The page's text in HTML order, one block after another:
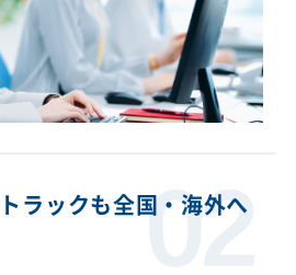
ラックも全国・海外へ